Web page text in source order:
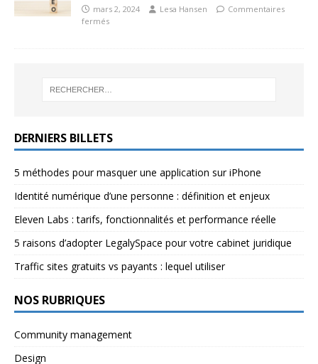
mars 2, 2024 Lesa Hansen
Commentaires
fermés
DERNIERS BILLETS
5 méthodes pour masquer une application sur iPhone
Identité numérique d’une personne : définition et enjeux
Eleven Labs : tarifs, fonctionnalités et performance réelle
5 raisons d’adopter LegalySpace pour votre cabinet juridique
Traffic sites gratuits vs payants : lequel utiliser
NOS RUBRIQUES
Community management
Design